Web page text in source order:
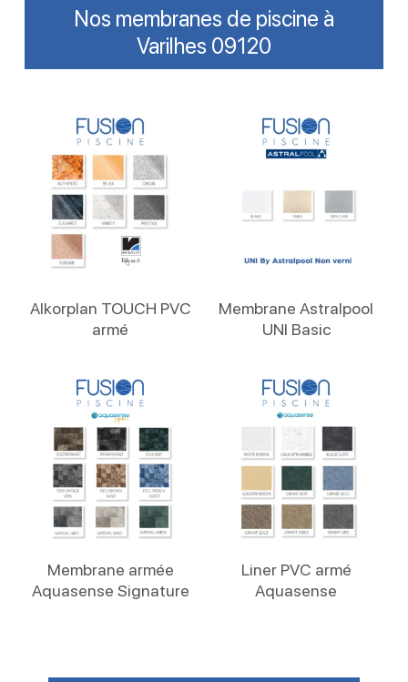
Nos membranes de piscine à
Varilhes 09120
Alkorplan TOUCH PVC
armé
Membrane Astralpool
UNI Basic
Membrane armée
Aquasense Signature
Liner PVC armé
Aquasense